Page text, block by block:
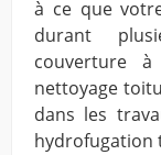
à ce que
durant
couverture
nettoyage
dans les
hydrofugation